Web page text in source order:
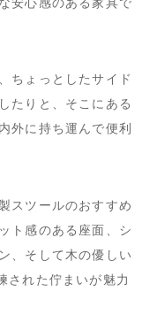
ちょっとしたサイド
たりと、そこにある
外に持ち運んで便利
スツールのおすすめ
ト感のある座面、シ
、そして木の優しい
された佇まいが魅力